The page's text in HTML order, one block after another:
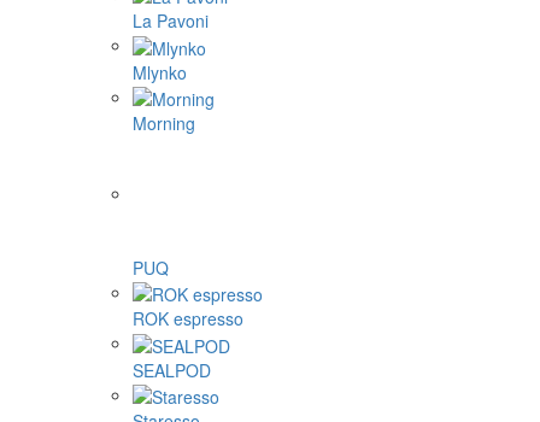
La Pavoni
Mlynko
Morning
PUQ
ROK espresso
SEALPOD